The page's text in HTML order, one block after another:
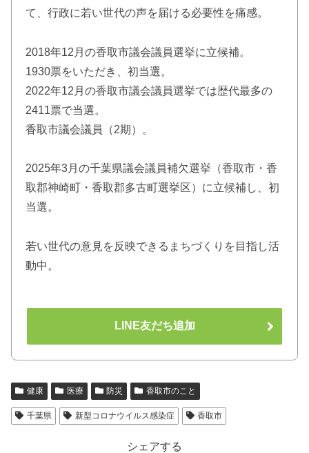
て、行政に若い世代の声を届ける必要性を痛感。
2018年12月の香取市議会議員選挙に立候補。
1930票をいただき、初当選。
2022年12月の香取市議会議員選挙では歴代最多の
2411票で当選。
香取市議会議員（2期）。
2025年3月の千葉県議会議員補欠選挙（香取市・香
取郡神崎町・香取郡多古町選挙区）に立候補し、初
当選。
若い世代の意見を反映できるまちづくりを目指し活
動中。
LINE友だち追加
健康 医療 防災 香取市のこと
千葉県 新型コロナウイルス感染症 香取市
シェアする